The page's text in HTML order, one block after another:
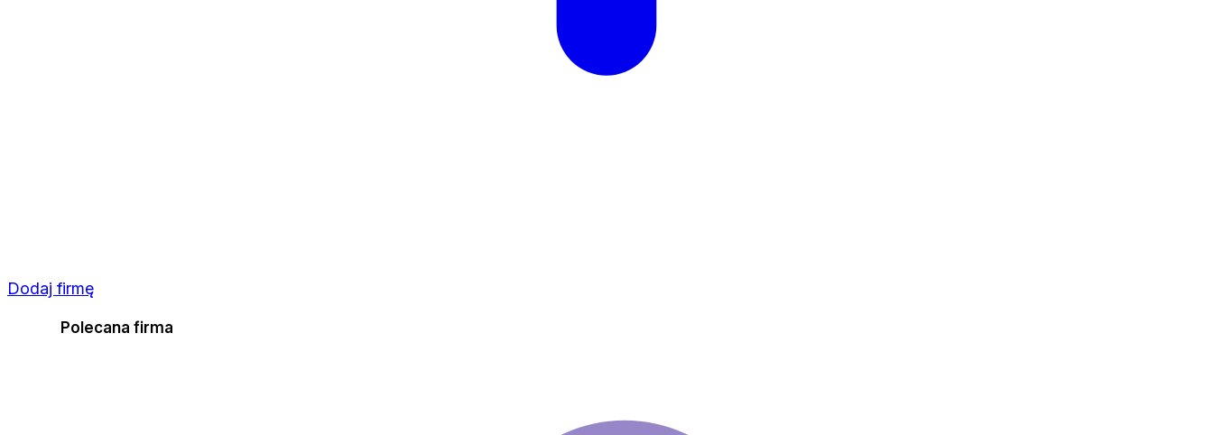
Dodaj firmę
Polecana firma